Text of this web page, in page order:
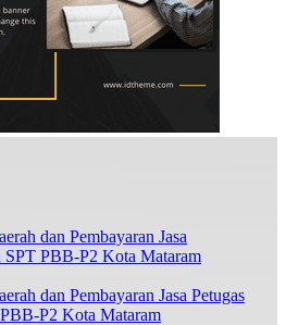
dan Pembayaran Jasa Petugas
P2 Kota Mataram